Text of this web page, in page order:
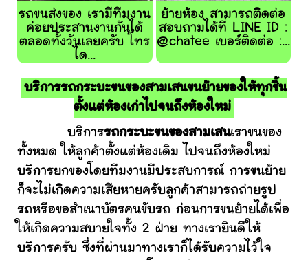
รถขนส่งของ เรามีทีมงาน
ค่อยประสานงานกันได้
ตลอดทั้งวันเลยครับ โทร
ได...
ย้ายห้อง สามารถติดต่อ
สอบถามได้ที่ LINE ID :
@chatee เบอร์ติดต่อ :...
บริการรถกระบะขนของสามเสนขนย้ายของให้ทุกชิ้น
ตั้งแต่ห้องเก่าไปจนถึงห้องใหม่
บริการรถกระบะขนของสามเสนเราขนของ
ทั้งหมด ให้ลูกค้าตั้งแต่ห้องเดิม ไปจนถึงห้องใหม่
บริการยกของโดยทีมงานมีประสบการณ์ การขนย้าย
ก็จะไม่เกิดความเสียหายครับลูกค้าสามารถถ่ายรูป
รถหรือขอสำเนาบัตรคนขับรถ ก่อนการขนย้ายได้เพื่อ
ให้เกิดความสบายใจทั้ง 2 ฝ่าย ทางเรายินดีให้
บริการครับ ซึ่งที่ผ่านมาทางเราก็ได้รับความไว้ใจ